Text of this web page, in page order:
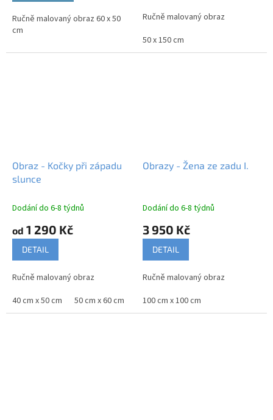
Ručně malovaný obraz 60 x 50
cm
Ručně malovaný obraz
50 x 150 cm
Obraz - Kočky při západu
slunce
Dodání do 6-8 týdnů
od 1 290 Kč
DETAIL
Ručně malovaný obraz
40 cm x 50 cm
50 cm x 60 cm 60 cm x 70 cm 75 cm x 90 cm
Obrazy - Žena ze zadu I.
Dodání do 6-8 týdnů
3 950 Kč
DETAIL
Ručně malovaný obraz
100 cm x 100 cm